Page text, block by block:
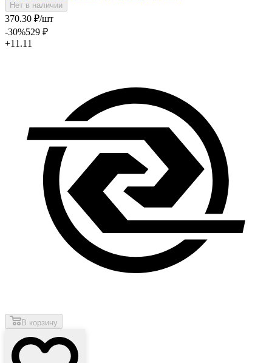
Нет в наличии
370.30 ₽/шт
-30%529 ₽
+11.11
В корзину